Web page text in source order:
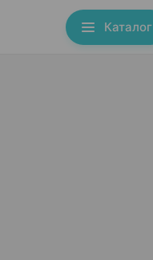
Каталог